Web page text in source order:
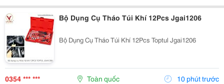
Bộ Dụng Cụ Tháo Túi Khí 12Pcs Jgai1206
Bộ Dụng Cụ Tháo Túi Khí 12Pcs Toptul Jgai1206
0354 *** *** Toàn quốc 10 phút trước